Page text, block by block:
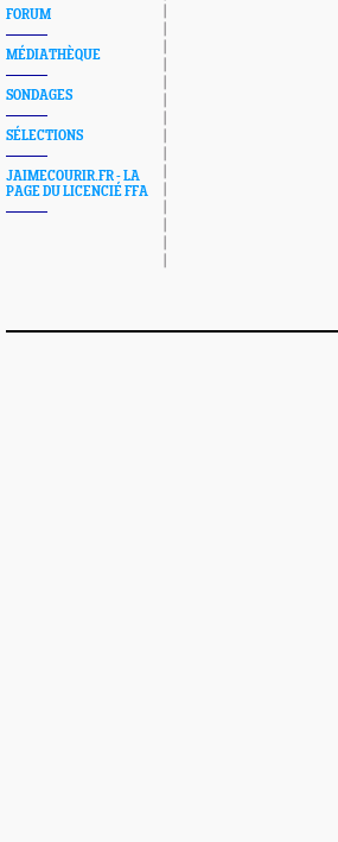
FORUM
MÉDIATHÈQUE
SONDAGES
SÉLECTIONS
JAIMECOURIR.FR - LA
PAGE DU LICENCIÉ FFA